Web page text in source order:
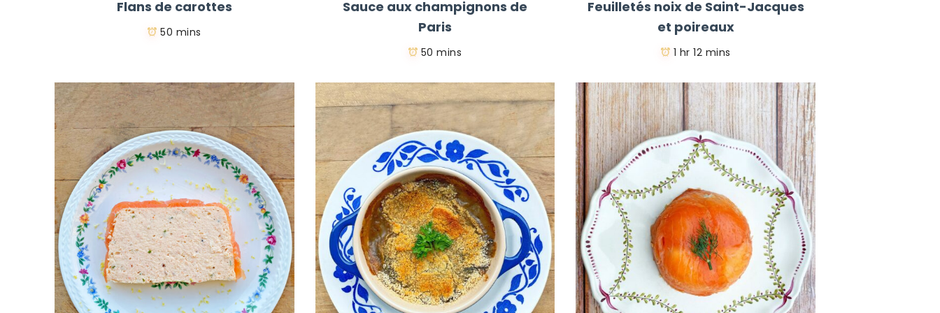
Flans de carottes
50 mins
Sauce aux champignons de
Paris
50 mins
Feuilletés noix de Saint-Jacques
et poireaux
1 hr 12 mins